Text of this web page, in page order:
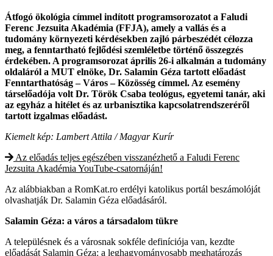
Átfogó ökológia címmel indított programsorozatot a Faludi
Ferenc Jezsuita Akadémia (FFJA), amely a vallás és a
tudomány környezeti kérdésekben zajló párbeszédét célozza
meg, a fenntartható fejlődési szemléletbe történő összegzés
érdekében. A programsorozat április 26-i alkalmán a tudomány
oldaláról a MUT elnöke, Dr. Salamin Géza tartott előadást
Fenntarthatóság – Város – Közösség címmel. Az esemény
társelőadója volt Dr. Török Csaba teológus, egyetemi tanár, aki
az egyház a hitélet és az urbanisztika kapcsolatrendszeréről
tartott izgalmas előadást.
Kiemelt kép: Lambert Attila / Magyar Kurír
Az előadás teljes egészében visszanézhető a Faludi Ferenc
Jezsuita Akadémia YouTube-csatornáján!
Az alábbiakban a RomKat.ro erdélyi katolikus portál beszámolóját
olvashatják Dr. Salamin Géza előadásáról.
Salamin Géza: a város a társadalom tükre
A településnek és a városnak sokféle definíciója van, kezdte
előadását Salamin Géza: a leghagyományosabb meghatározás